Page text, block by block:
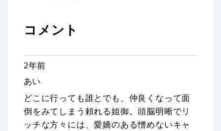
コメント
2年前
あい
どこに行っても誰とでも、仲良くなって面
倒をみてしまう頼れる姐御。頭脳明晰でリ
ッチな方々には、愛嬌のある憎めないキャ